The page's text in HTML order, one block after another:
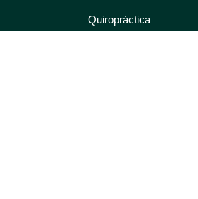
Quiropráctica